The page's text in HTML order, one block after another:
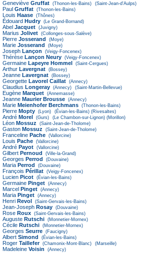
Geneviève Gruffat (Thonon-les-Bains) (Saint-Jean-d'Aulps)
Paul Gruffat (Thonon-les-Bains)
Louis Haase (Thônes)
Édouard Hudry (Le Grand-Bornand)
Abel Jacquet (Juvigny)
Marius Jolivet (Collonges-sous-Salève)
Pierre Josserand (Moye)
Marie Josserand (Moye)
Joseph Lançon (Veigy-Foncenex)
Thérèse Lançon Neury (Veigy-Foncenex)
Germaine Lapeyre Hommel (Saint-Cergues)
Arthur Lavergnat (Bossey)
Jeanne Lavergnat (Bossey)
Georgette Lavorel Caillat (Annecy)
Claudius Longeray (Annecy) (Saint-Martin-Bellevue)
Eugène Marquet (Annemasse)
Jeanne Maurier Brousse (Annecy)
Marie Meienhofer Berchmans (Thonon-les-Bains)
Pierre Mopty (Lyon) (Évian-les-Bains) (Rivesaltes)
André Morel (Gurs) (Le Chambon-sur-Lignon) (Morillon)
Léon Mossuz (Saint-Jean-de-Tholome)
Gaston Mossuz (Saint-Jean-de-Tholome)
Franceline Pache (Vallorcine)
Louis Pache (Vallorcine)
André Payot (Vallorcine)
Gilbert Pernoud (Ville-la-Grand)
Georges Perrod (Douvaine)
Maria Perrod (Douvaine)
François Périllat (Veigy-Foncenex)
Lucien Picot (Évian-les-Bains)
Germaine Pinget (Annecy)
Marcel Pinget (Annecy)
Maria Pinget (Annecy)
Henri Revol (Saint-Gervais-les-Bains)
Jean-Joseph Rosay (Douvaine)
Rose Roux (Saint-Gervais-les-Bains)
Auguste Rutschi (Monnetier-Mornex)
Cécile Rutschi (Monnetier-Mornex)
Georges Seurre (Faucigny)
Albert Simond (Évian-les-Bains)
Roger Taillefer (Chamonix-Mont-Blanc) (Marseille)
Madeleine Voisin (Annecy)